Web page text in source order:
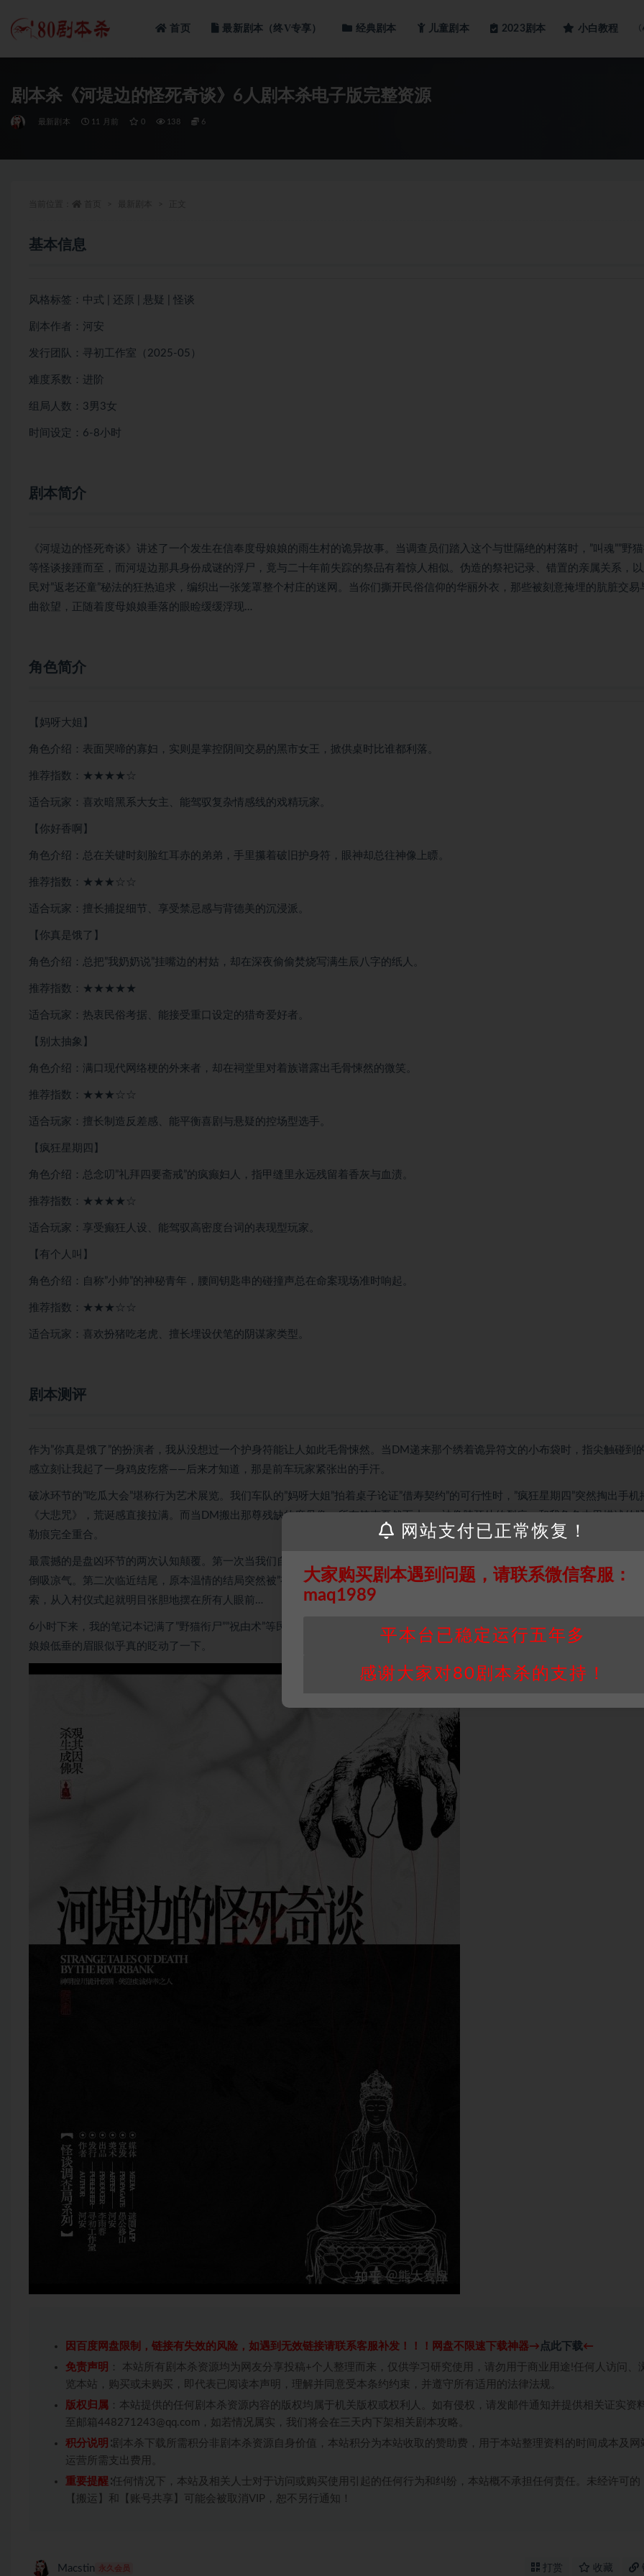
首页 最新剧本（终V专享） 经典剧本 儿童剧本 2023剧本 小白教程
剧本杀《河堤边的怪死奇谈》6人剧本杀电子版完整资源
最新剧本 11 月前 0 138 6
基本信息
风格标签：中式 | 还原 | 悬疑 | 怪谈
剧本作者：河安
发行团队：寻初工作室（2025-05）
难度系数：进阶
组局人数：3男3女
时间设定：6-8小时
剧本简介
《河堤边的怪死奇谈》讲述了一个发生在信奉度母娘娘的雨生村的诡异故事。当调查员们踏入这个与世隔绝的村落时，”叫魂””野猫
等怪谈接踵而至，而河堤边那具身份成谜的浮尸，竟与二十年前失踪的祭品有着惊人相似。伪造的祭祀记录、错置的亲属关系，
民对”返老还童”秘法的狂热追求，编织出一张笼罩整个村庄的迷网。当你们撕开民俗信仰的华丽外衣，那些被刻意掩埋的肮脏交易
曲欲望，正随着度母娘娘垂落的眼睑缓缓浮现…
角色简介
【妈呀大姐】
角色介绍：表面哭啼的寡妇，实则是掌控阴间交易的黑市女王，掀供桌时比谁都利落。
推荐指数：★★★★☆
适合玩家：喜欢暗黑系大女主、能驾驭复杂情感线的戏精玩家。
【你好香啊】
角色介绍：总在关键时刻脸红耳赤的弟弟，手里攥着破旧护身符，眼神却总往神像上瞟。
推荐指数：★★★☆☆
适合玩家：擅长捕捉细节、享受禁忌感与背德美的沉浸派。
【你真是饿了】
角色介绍：总把”我奶奶说”挂嘴边的村姑，却在深夜偷偷焚烧写满生辰八字的纸人。
推荐指数：★★★★★
适合玩家：热衷民俗考据、能接受重口设定的猎奇爱好者。
【别太抽象】
角色介绍：满口现代网络梗的外来者，却在祠堂里对着族谱露出毛骨悚然的微笑。
推荐指数：★★★☆☆
适合玩家：擅长制造反差感、能平衡喜剧与悬疑的控场型选手。
【疯狂星期四】
角色介绍：总念叨”礼拜四要斋戒”的疯癫妇人，指甲缝里永远残留着香灰与血渍。
推荐指数：★★★★☆
适合玩家：享受癫狂人设、能驾驭高密度台词的表现型玩家。
【有个人叫】
角色介绍：自称”小帅”的神秘青年，腰间钥匙串的碰撞声总在命案现场准时响起。
推荐指数：★★★☆☆
适合玩家：喜欢扮猪吃老虎、擅长埋设伏笔的阴谋家类型。
剧本测评
作为”你真是饿了”的扮演者，我从没想过一个护身符能让人如此毛骨悚然。当DM递来那个绣着诡异符文的小布袋时，指尖触碰到
感立刻让我起了一身鸡皮疙瘩——后来才知道，那是前车玩家紧张出的手汗。
破冰环节的”吃瓜大会”堪称行为艺术展览。我们车队的”妈呀大姐”拍着桌子论证”借寿契约”的可行性时，”疯狂星期四”突然掏出手机
《大悲咒》，荒诞感直接拉满。而当DM搬出那尊残缺的度母像，所有笑声戛然而止——神像脖颈处的裂痕，和我角色本里描述的”
勒痕完全重合。
最震撼的是盘凶环节的两次认知颠覆。第一次当我们自信满满指认凶手时，DM默默推来一叠泛黄的”阴婚证”，那些熟悉的名字让
倒吸凉气。第二次临近结尾，原本温情的结局突然被”有个人叫”的尖叫声打断，他颤抖着指出供桌下方暗格里的东西——原来最关
索，从入村仪式起就明目张胆地摆在所有人眼前…
6小时下来，我的笔记本记满了”野猫衔尸””祝由术”等民俗名词，而更难忘的是复盘时DM点燃那柱特制线香的瞬间——青烟缭绕中
娘娘低垂的眉眼似乎真的眨动了一下。
因百度网盘限制，链接有失效的风险，如遇到无效链接请联系客服补发！！！网盘不限速下载神器→ 点此下载←
免责声明 ： 本站所有剧本杀资源均为网友分享投稿+个人整理而来，仅供学习研究使用，请勿用于商业用途!任何人访问、
览本站，购买或未购买，即代表已阅读本声明，理解并同意受本条约约束，并遵守所有适用的法律法规。
版权归属 ：本站提供的任何剧本杀资源内容的版权均属于机关版权或权利人。如有侵权，请发邮件通知并提供相关证实资
至邮箱448271243@qq.com，如若情况属实，我们将会在三天内下架相关剧本攻略。
积分说明 ∶剧本杀下载所需积分非剧本杀资源自身价值，本站积分为本站收取的赞助费，用于本站整理资料的时间成本及网
运营所需支出费用。
重要提醒 ∶任何情况下，本站及相关人士对于访问或购买使用引起的任何行为和纠纷，本站概不承担任何责任。未经许可的
【搬运】和【账号共享】可能会被取消VIP，恕不另行通知！
Macstin 永久会员 打赏 收藏
网站支付已正常恢复！
大家购买剧本遇到问题，请联系微信客服：
maq1989
平本台已稳定运行五年多
感谢大家对80剧本杀的支持！